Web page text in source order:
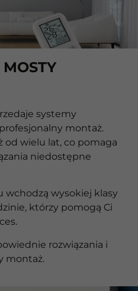
systemy
montaż.
od wielu lat, co pomaga
niedostępne
wchodzą wysokiej klasy
którzy pomogą Ci
rozwiązania i
montaż.